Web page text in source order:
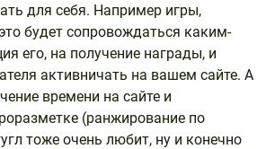
для себя. Например игры,
будет сопровождаться каким-
его, на получение награды, и
активничать на вашем сайте. А
времени на сайте и
(ранжирование по
тоже очень любит, ну и конечно